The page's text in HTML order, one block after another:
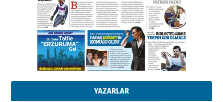
YAZARLAR
Kenan GÜLERCİ
Murat Şahsuvaroğlu ERKON’da
çıtayı yukarı taşırken,
yönetimdekiler aşağı
çekmemeli!
17 Şubat 2026 SalıOrhan BOZKURT
Bir fotoğraf, bir şehir, bir
gazeteci… Dizginler kimin